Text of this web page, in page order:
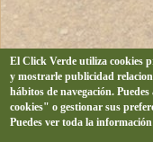
El Click Verde utiliza cookies
y mostrarle publicidad
hábitos de navegación.
cookies" o gestionar sus
Puedes ver toda la